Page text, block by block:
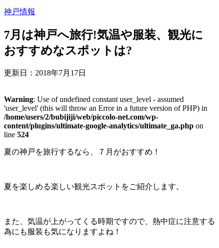
神戸情報
7月は神戸へ旅行!気温や服装、観光に
おすすめなスポットは?
更新日： 2018年7月17日
Warning: Use of undefined constant user_level - assumed
'user_level' (this will throw an Error in a future version of PHP) in
/home/users/2/bubijiji/web/piccolo-net.com/wp-
content/plugins/ultimate-google-analytics/ultimate_ga.php on
line 524
夏の神戸を旅行するなら、７月がおすすめ！
夏を楽しめる楽しい観光スポットをご紹介します。
また、気温が上がってくる時期ですので、熱中症に注意する
為にも服装も気になりますよね！